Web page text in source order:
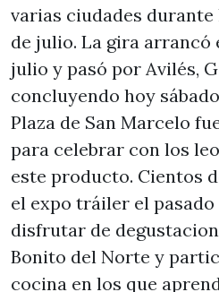
varias ciudades
de julio. La gira arrancó
julio y pasó por Avilés,
concluyendo hoy
Plaza de San Marcelo
para celebrar con los
este producto. Cientos
el expo tráiler el
disfrutar de
Bonito del Norte y
cocina en los que